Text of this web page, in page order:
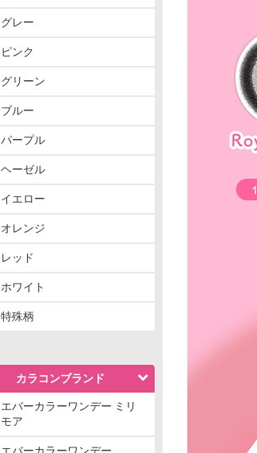
グレー
ピンク
グリーン
ブルー
パープル
ヘーゼル
イエロー
オレンジ
レッド
ホワイト
特殊柄
カラコンブランド
エバーカラーワンデー ミリ
モア
エバーカラーワンデー